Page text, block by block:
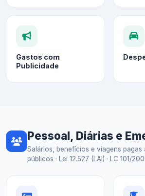
Gastos com
Publicidade
Pessoal, Diárias e
Salários, benefícios e viagens pagas
públicos · Lei 12.527 (LAI) · LC 101/